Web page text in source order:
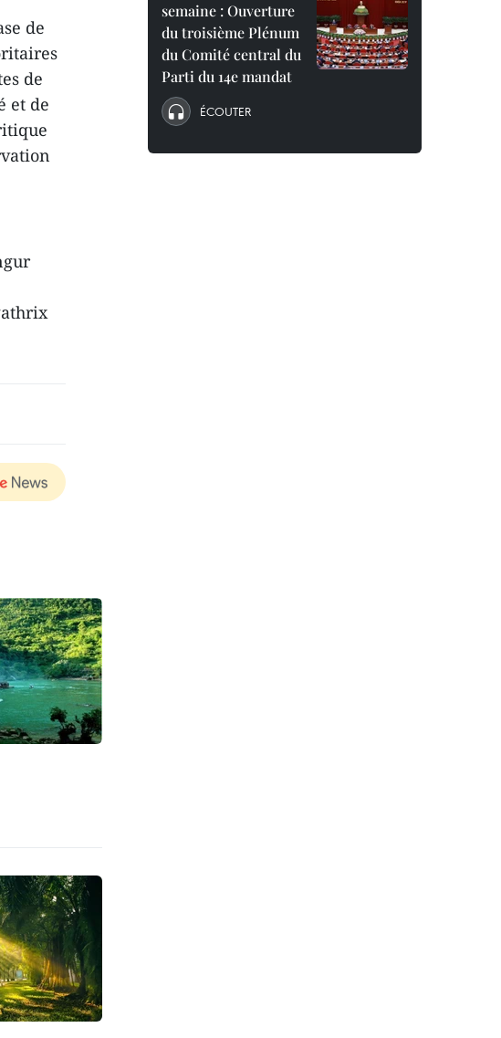
de
de
et de
semaine : Ouverture
du troisième Plénum
du Comité central du
Parti du 14e mandat
ÉCOUTER